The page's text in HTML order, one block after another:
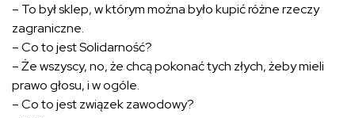
– To był sklep, w którym można było kupić różne rzeczy
zagraniczne.
– Co to jest Solidarność?
– Że wszyscy, no, że chcą pokonać tych złych, żeby mieli
prawo głosu, i w ogóle.
– Co to jest związek zawodowy?